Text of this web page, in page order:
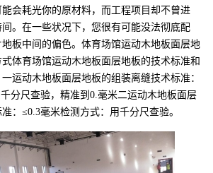
会耗光你的原材料，而工程项目却不曾进
。在一些状况下，您很有可能没法彻底配
板中间的偏色。体育场馆运动木地板面层地
体育场馆运动木地板面层地板的技术标准和
运动木地板面层地板的组装离缝技术标准：
分尺查验，精准到0.毫米二运动木地板面层
：≤0.3毫米检测方式：用千分尺查验。